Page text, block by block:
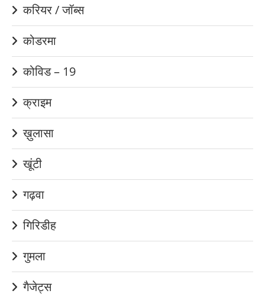
करियर / जॉब्स
कोडरमा
कोविड – 19
क्राइम
ख़ुलासा
खूंटी
गढ़वा
गिरिडीह
गुमला
गैजेट्स